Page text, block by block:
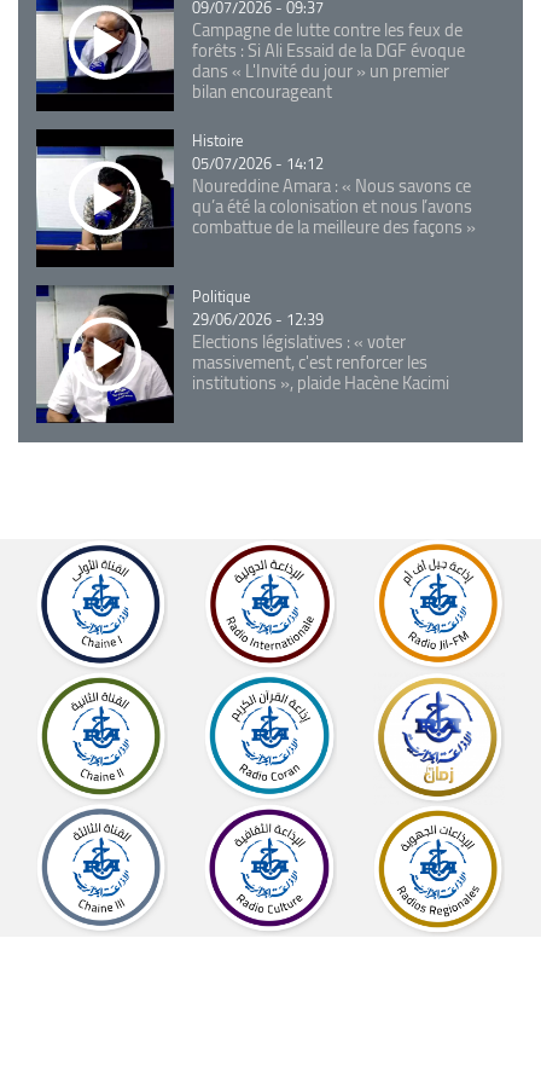
09/07/2026 - 09:37
Campagne de lutte contre les feux de
forêts : Si Ali Essaid de la DGF évoque
dans « L'Invité du jour » un premier
bilan encourageant
Catégorie
Histoire
05/07/2026 - 14:12
Noureddine Amara : « Nous savons ce
qu’a été la colonisation et nous l’avons
combattue de la meilleure des façons »
Catégorie
Politique
29/06/2026 - 12:39
Elections législatives : « voter
massivement, c'est renforcer les
institutions », plaide Hacène Kacimi